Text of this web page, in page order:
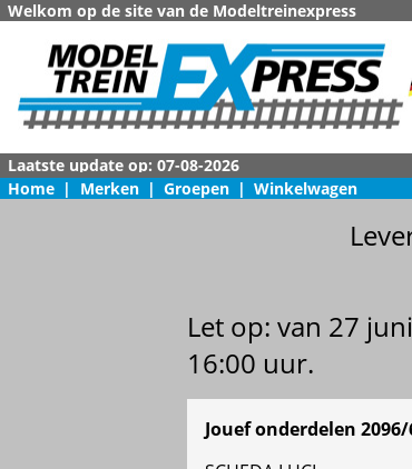
Welkom op de site van de Modeltreinexpress
Home | Merken | Groepen | Winkelwagen
Let op: van 27
16:00 uur.
Jouef onderdelen